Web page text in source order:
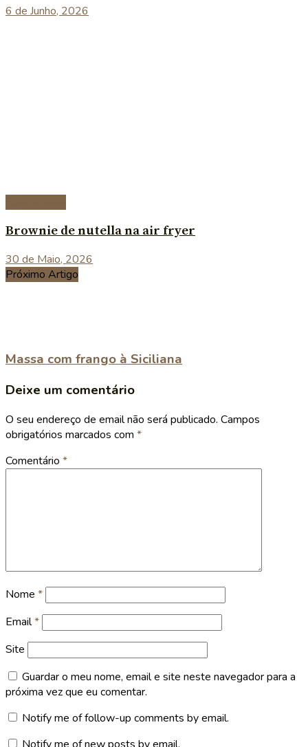
6 de Junho, 2026
Brownie de nutella na air fryer
30 de Maio, 2026
Próximo Artigo
Massa com frango à Siciliana
Deixe um comentário
O seu endereço de email não será publicado. Campos
obrigatórios marcados com *
Comentário *
Nome *
Email*
Site
Guardar o meu nome, email e site neste navegador para a
próxima vez que eu comentar.
Notify me of follow-up comments by email.